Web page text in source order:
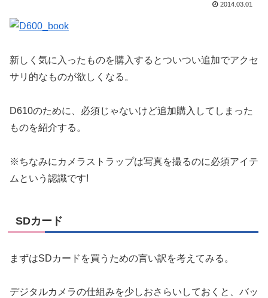
2014.03.01
新しく気に入ったものを購入するとついつい追加でアクセ
サリ的なものが欲しくなる。
D610のために、必須じゃないけど追加購入してしまった
ものを紹介する。
※ちなみにカメラストラップは写真を撮るのに必須アイテ
ムという認識です!
SDカード
まずはSDカードを買うための言い訳を考えてみる。
デジタルカメラの仕組みを少しおさらいしておくと、バッ